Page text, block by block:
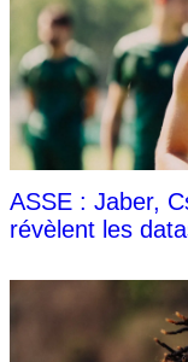
ASSE : Jaber,
révèlent les